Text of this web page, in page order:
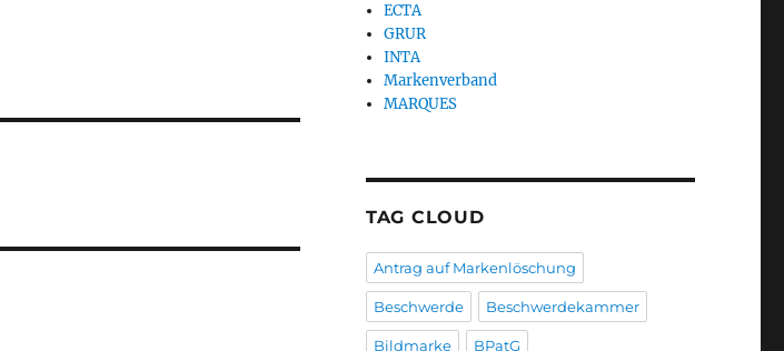
ECTA
GRUR
INTA
Markenverband
MARQUES
TAG CLOUD
Antrag auf Markenlöschung
Beschwerde Beschwerdekammer
Bildmarke BPatG